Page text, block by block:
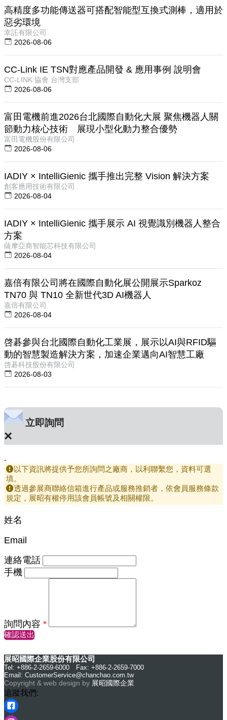
高精度多功能傳送器可搭配智能型互換式測棒，適用於
惡劣環境
幸託有限公司
2026-08-06
CC-Link IE TSN對應產品開發 & 應用事例 說明會
CC-LINK 協會 台灣支部
2026-08-06
富田電機前進2026台北國際自動化大展 聚焦機器人關
節動力核心技術 展現小型化動力整合優勢
富田電機股份有限公司
2026-08-06
IADIY × IntelliGienic 攜手推出完整 Vision 解決方案
創客應用技術有限公司
2026-08-04
IADIY × IntelliGienic 攜手展示 AI 視覺識別機器人整合
方案
薩摩亞商智能芯科技有限公司
2026-08-04
嘉倍有限公司將在國際自動化展公開展示Sparkoz
TN70 與 TN10 全新世代3D AI機器人
嘉倍有限公司
2026-08-04
啓碁參與台北國際自動化工業展，展示以AI與RFID驅
動的智慧製造解決方案，加速企業邁向AI智慧工廠
啓碁科技股份有限公司
2026-08-03
立即詢問
×
-
以下資訊將提供予您所詢問之廠商，以利聯繫您，資料可選
填。
透過參展商聯絡信箱進行產品或服務推銷者，依會員服務條款
規定，展昭有權停用該會員帳號及相關權限。
姓名
Email
連絡電話
手機
詢問內容 *
確認送出
展昭國際企業股份有限公司
Tel: +886-2-2659-6000 Fax: +886-2-2659-7000
Email: CustomerService@chanchao.com.tw
Copyright & web design by 展昭國際企業
追蹤我們: